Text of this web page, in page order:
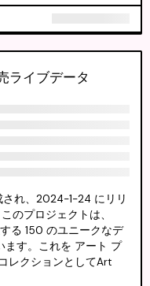
ライブデータ
され、2024-1-24 にリリ
のプロジェクトは、
る 150 のユニークなデ
ます。これを アート プ
レクションとしてArt